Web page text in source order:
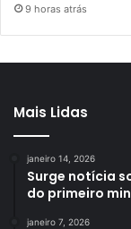
9 horas atrás
Mais Lidas
janeiro 14, 2026
Surge notícia
do primeiro
janeiro 7, 2026